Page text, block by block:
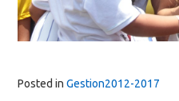
Posted in Gestion2012-2017